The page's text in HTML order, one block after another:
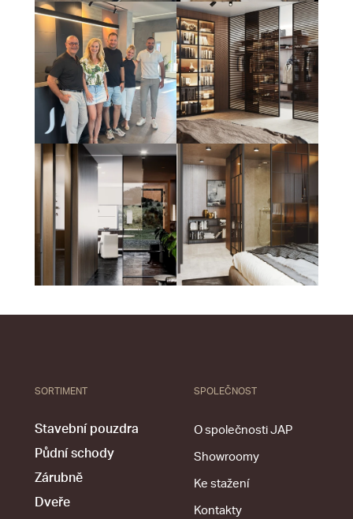
SORTIMENT
Stavební pouzdra
Půdní schody
Zárubně
Dveře
SPOLEČNOST
O společnosti JAP
Showroomy
Ke stažení
Kontakty